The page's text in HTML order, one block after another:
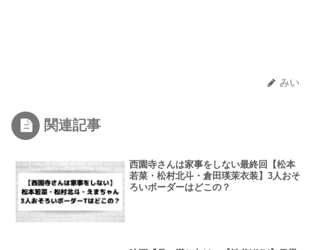
みい
関連記事
西園寺さんは家事をしない最終回【松本
若菜・松村北斗・倉田瑛茉衣装】3人おそ
ろいボーダーはどこの？